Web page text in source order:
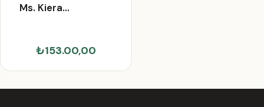
Ms. Kiera
₺153.00,00